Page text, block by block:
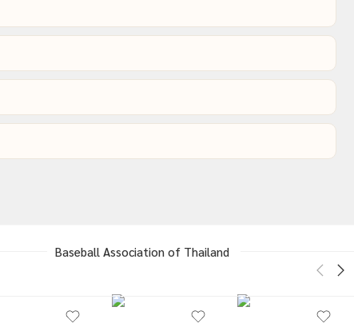
Baseball Association of Thailand